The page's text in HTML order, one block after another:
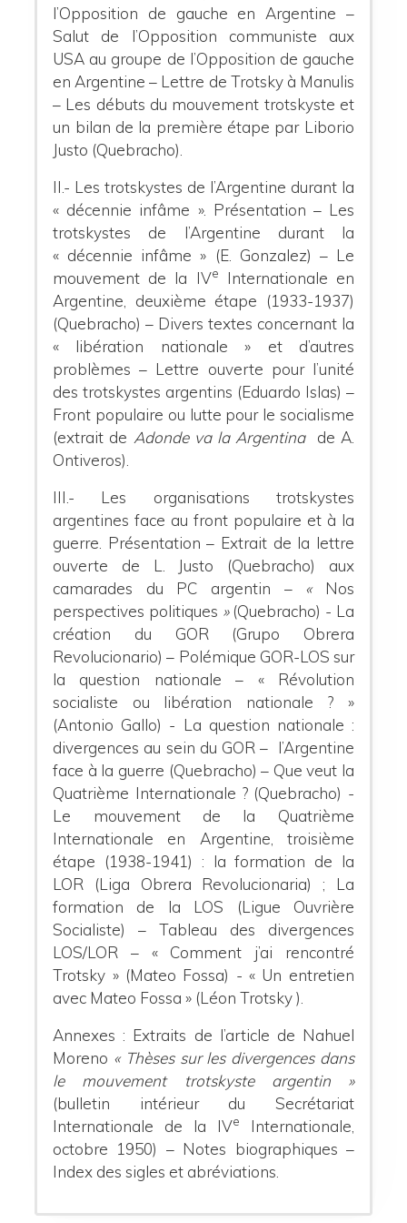
l’Opposition de gauche en Argentine –
Salut de l’Opposition communiste aux
USA au groupe de l’Opposition de gauche
en Argentine – Lettre de Trotsky à Manulis
– Les débuts du mouvement trotskyste et
un bilan de la première étape par Liborio
Justo (Quebracho).
II.- Les trotskystes de l’Argentine durant la
« décennie infâme ». Présentation – Les
trotskystes de l’Argentine durant la
« décennie infâme » (E. Gonzalez) – Le
mouvement de la IVe
Internationale en
Argentine, deuxième étape (1933-1937)
(Quebracho) – Divers textes concernant la
« libération nationale » et d’autres
problèmes – Lettre ouverte pour l’unité
des trotskystes argentins (Eduardo Islas) –
Front populaire ou lutte pour le socialisme
(extrait de Adonde va la Argentina de A.
Ontiveros).
III.- Les organisations trotskystes
argentines face au front populaire et à la
guerre. Présentation – Extrait de la lettre
ouverte de L. Justo (Quebracho) aux
camarades du PC argentin – «Nos
perspectives politiques »(Quebracho) - La
création du GOR (Grupo Obrera
Revolucionario) – Polémique GOR-LOS sur
la question nationale – « Révolution
socialiste ou libération nationale ? »
(Antonio Gallo) - La question nationale :
divergences au sein du GOR – l’Argentine
face à la guerre (Quebracho) – Que veut la
Quatrième Internationale ? (Quebracho) -
Le mouvement de la Quatrième
Internationale en Argentine, troisième
étape (1938-1941) : la formation de la
LOR (Liga Obrera Revolucionaria) ; La
formation de la LOS (Ligue Ouvrière
Socialiste) – Tableau des divergences
LOS/LOR – « Comment j’ai rencontré
Trotsky » (Mateo Fossa) - « Un entretien
avec Mateo Fossa » (Léon Trotsky ).
Annexes : Extraits de l’article de Nahuel
Moreno « Thèses sur les divergences dans
le mouvement trotskyste argentin »
(bulletin intérieur du Secrétariat
Internationale de la IVe
Internationale,
octobre 1950) – Notes biographiques –
Index des sigles et abréviations.